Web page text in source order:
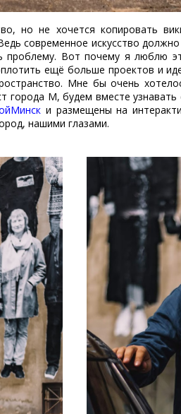
но не хочется копировать
современное искусство
Вот почему я люблю
ещё больше проектов и
Мне бы очень
М, будем вместе узнавать
и размещены на
нашими глазами.